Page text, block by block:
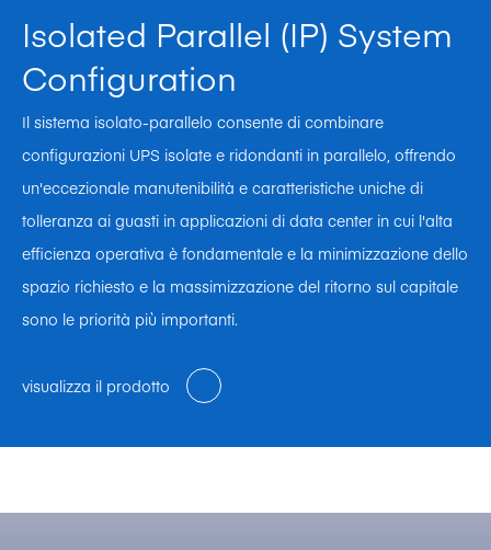
Isolated Parallel (IP) System
Configuration
Il sistema isolato-parallelo consente di combinare
configurazioni UPS isolate e ridondanti in parallelo, offrendo
un'eccezionale manutenibilità e caratteristiche uniche di
tolleranza ai guasti in applicazioni di data center in cui l'alta
efficienza operativa è fondamentale e la minimizzazione dello
spazio richiesto e la massimizzazione del ritorno sul capitale
sono le priorità più importanti.
visualizza il prodotto